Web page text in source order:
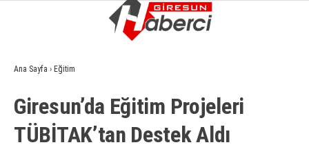
GÜNDEM
EKONOMI
Ana Sayfa › Eğitim
Giresun’da Eğitim Projeleri
TÜBİTAK’tan Destek Aldı